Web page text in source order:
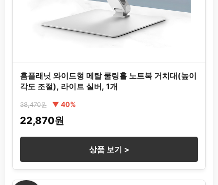
홈플래닛 와이드형 메탈 쿨링홀 노트북 거치대(높이
각도 조절), 라이트 실버, 1개
38,470원 ▼ 40%
22,870원
상품 보기 >